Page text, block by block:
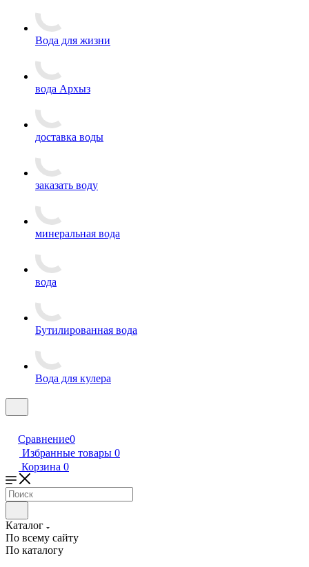
Вода для жизни
вода Архыз
доставка воды
заказать воду
минеральная вода
вода
Бутилированная вода
Вода для кулера
Сравнение0
Избранные товары 0
Корзина 0
Каталог
По всему сайту
По каталогу